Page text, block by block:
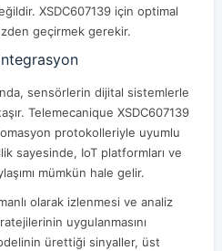
XSDC607139 için optimal
geçirmek gerekir.
sensörlerin dijital sistemlerle
Telemecanique XSDC607139
protokolleriyle uyumlu
sayesinde, IoT platformları ve
mümkün hale gelir.
olarak izlenmesi ve analiz
uygulanmasını
ürettiği sinyaller, üst